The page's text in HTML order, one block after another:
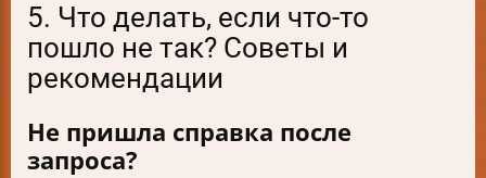
5. Что делать, если что-то
пошло не так? Советы и
рекомендации
Не пришла справка после
запроса?